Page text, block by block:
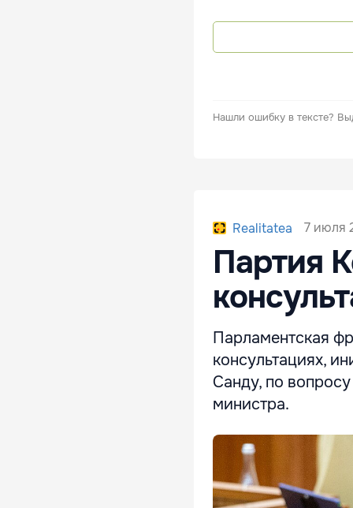
Нашли ошибку в тексте?
Realitatea 7 июля
Партия
Парламентская
консультациях,
Санду, по
министра.